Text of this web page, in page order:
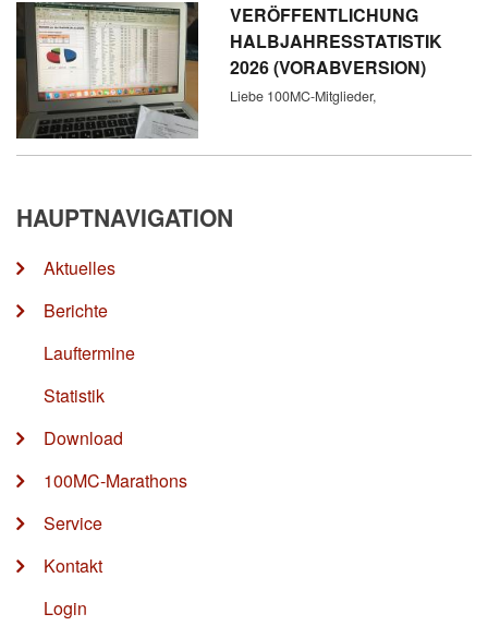
VERÖFFENTLICHUNG
HALBJAHRESSTATISTIK
2026 (VORABVERSION)
Liebe 100MC-Mitglieder,
HAUPTNAVIGATION
Aktuelles
Berichte
Lauftermine
Statistik
Download
100MC-Marathons
Service
Kontakt
Login